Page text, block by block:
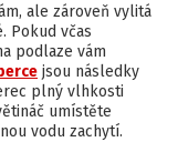
ale zároveň vylitá
Pokud včas
podlaze vám
jsou následky
plný vlhkosti
umístěte
vodu zachytí.